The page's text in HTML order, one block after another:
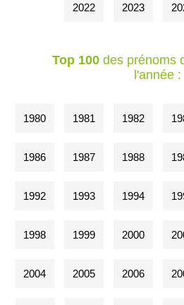
2022 2023
Top 100des prénoms
l'année :
1980 1981 1982
1986 1987 1988
1992 1993 1994
1998 1999 2000
2004 2005 2006